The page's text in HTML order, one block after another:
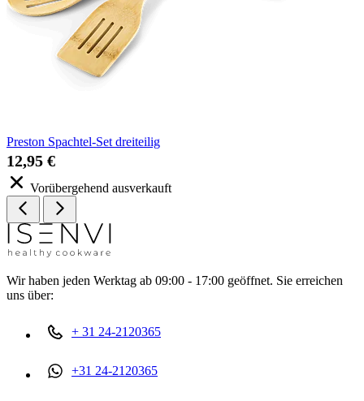
Preston Spachtel-Set dreiteilig
12,95 €
Vorübergehend ausverkauft
Wir haben jeden Werktag ab 09:00 - 17:00 geöffnet. Sie erreichen
uns über:
+ 31 24-2120365
+31 24-2120365